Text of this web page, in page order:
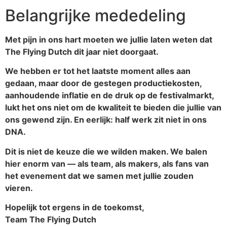
Belangrijke mededeling
Met pijn in ons hart moeten we jullie laten weten dat
The Flying Dutch dit jaar niet doorgaat.
We hebben er tot het laatste moment alles aan
gedaan, maar door de gestegen productiekosten,
aanhoudende inflatie en de druk op de festivalmarkt,
lukt het ons niet om de kwaliteit te bieden die jullie van
ons gewend zijn. En eerlijk: half werk zit niet in ons
DNA.
Dit is niet de keuze die we wilden maken. We balen
hier enorm van — als team, als makers, als fans van
het evenement dat we samen met jullie zouden
vieren.
Hopelijk tot ergens in de toekomst,
Team The Flying Dutch